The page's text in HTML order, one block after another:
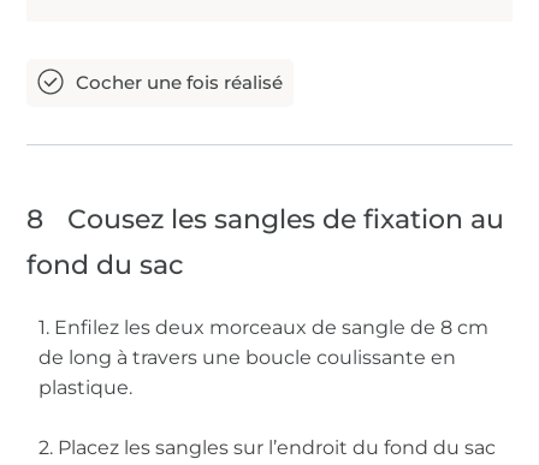
8
Cousez les sangles de fixation au
fond du sac
1. Enfilez les deux morceaux de sangle de 8 cm
de long à travers une boucle coulissante en
plastique.
2. Placez les sangles sur l’endroit du fond du sac